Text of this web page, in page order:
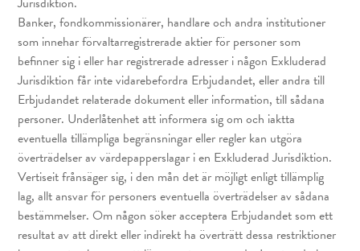
Banker, fondkommissionärer, handlare och andra institutioner
som innehar förvaltarregistrerade aktier för personer som
befinner sig i eller har registrerade adresser i någon Exkluderad
Jurisdiktion får inte vidarebefordra Erbjudandet, eller andra till
Erbjudandet relaterade dokument eller information, till sådana
personer. Underlåtenhet att informera sig om och iaktta
eventuella tillämpliga begränsningar eller regler kan utgöra
överträdelser av värdepapperslagar i en Exkluderad Jurisdiktion.
Vertiseit frånsäger sig, i den mån det är möjligt enligt tillämplig
lag, allt ansvar för personers eventuella överträdelser av sådana
bestämmelser. Om någon söker acceptera Erbjudandet som ett
resultat av att direkt eller indirekt ha överträtt dessa restriktioner